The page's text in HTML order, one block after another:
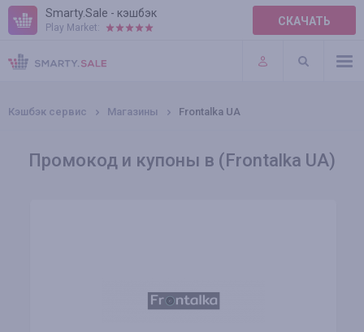
Smarty.Sale - кэшбэк
Play Market: СКАЧАТЬ
ПРАВИЛА
ПЛАГИНЫ
Кэшбэк сервис Магазины Frontalka UA
Промокод и купоны в (Frontalka UA)